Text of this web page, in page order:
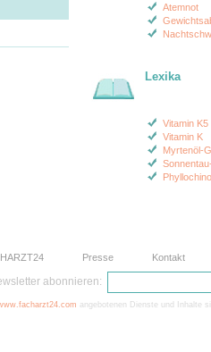
Atemnot
Lexika
Vitamin K5
Vitamin K
Myrtenöl-
Presse Kontakt
abonnieren:
angebotenen Dienste und Inhalte